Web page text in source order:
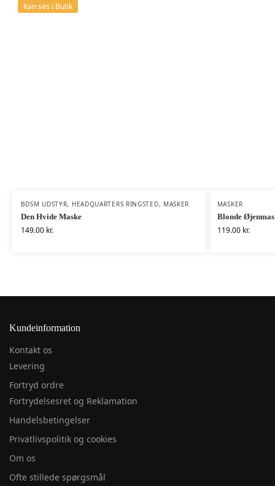
Kan ses i Butik
BDSM UDSTYR, HEADQUARTERS RINGSTED, MASKER
Den Hvide Maske
149.00 kr.
MASKER
Blonde
119.00 kr.
Kundeinformation
Kontakt os
Levering
Fortryd ordre
Fortrydelsesret og Reklamation
Handelsbetingelser
Privatlivspolitik og cookies
Om os
Ofte stillede spørgsmål